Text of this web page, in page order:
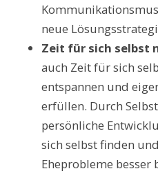
neue
Zeit für sich selbst
auch Zeit für sich
entspannen und
erfüllen. Durch
persönliche
sich selbst finden
Eheprobleme besser